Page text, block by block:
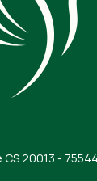
20013 -